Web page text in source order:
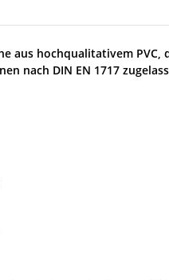
aus hochqualitativem
nach DIN EN 1717